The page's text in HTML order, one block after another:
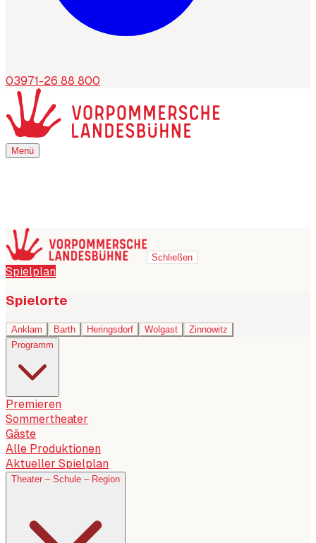
03971-26 88 800
Menü
Menü
Schließen
Spielplan
Spielorte
Anklam Barth Heringsdorf Wolgast
Zinnowitz
Programm
Premieren
Sommertheater
Gäste
Alle Produktionen
Aktueller Spielplan
Theater – Schule – Region